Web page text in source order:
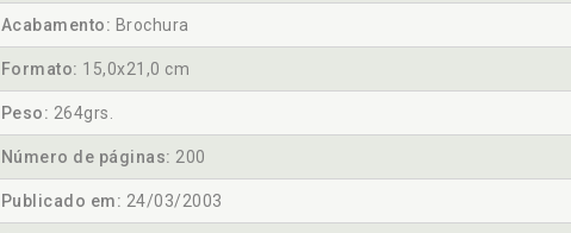
Acabamento: Brochura
Formato: 15,0x21,0 cm
Peso: 264grs.
Número de páginas: 200
Publicado em: 24/03/2003